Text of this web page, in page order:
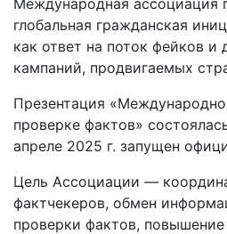
Международная ассоциация
глобальная гражданская
как ответ на поток фейков
кампаний, продвигаемых
Презентация
проверке фактов»
апреле 2025 г. запущен
Цель Ассоциации —
фактчекеров, обмен
проверки фактов,